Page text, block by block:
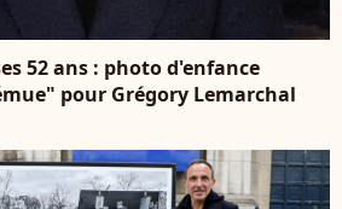
52 ans : photo d'enfance
pour Grégory Lemarchal